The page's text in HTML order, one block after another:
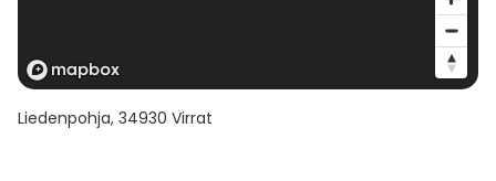
Liedenpohja, 34930 Virrat